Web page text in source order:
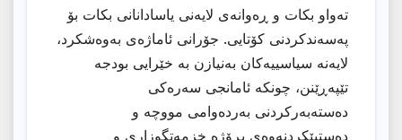
تەواو بكات و ڕەوانەی لایەنی یاسادانانی بكات بۆ
پەسەندكردنی كۆتایی. جۆرانی ئاماژەی بەوەشكرد،
لایەنە سیاسییەكان بەنیازن بە خێرایی بودجە
تێپەڕێنن، چونكە ئامانجی سەرەكی
دەستەبەركردنی بەردەوامی مووچە و
دەستپێكردنەوەی پڕۆژە خزمەتگوزاری و